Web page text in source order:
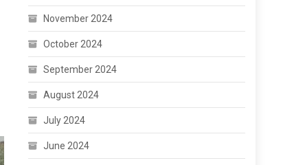
November 2024
October 2024
September 2024
August 2024
July 2024
June 2024